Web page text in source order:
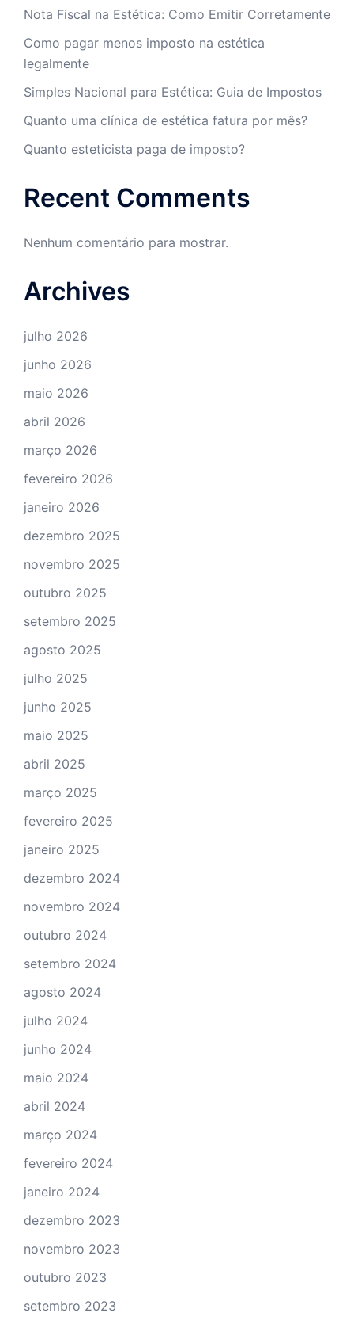
Nota Fiscal na Estética: Como Emitir Corretamente
Como pagar menos imposto na estética
legalmente
Simples Nacional para Estética: Guia de Impostos
Quanto uma clínica de estética fatura por mês?
Quanto esteticista paga de imposto?
Recent Comments
Nenhum comentário para mostrar.
Archives
julho 2026
junho 2026
maio 2026
abril 2026
março 2026
fevereiro 2026
janeiro 2026
dezembro 2025
novembro 2025
outubro 2025
setembro 2025
agosto 2025
julho 2025
junho 2025
maio 2025
abril 2025
março 2025
fevereiro 2025
janeiro 2025
dezembro 2024
novembro 2024
outubro 2024
setembro 2024
agosto 2024
julho 2024
junho 2024
maio 2024
abril 2024
março 2024
fevereiro 2024
janeiro 2024
dezembro 2023
novembro 2023
outubro 2023
setembro 2023